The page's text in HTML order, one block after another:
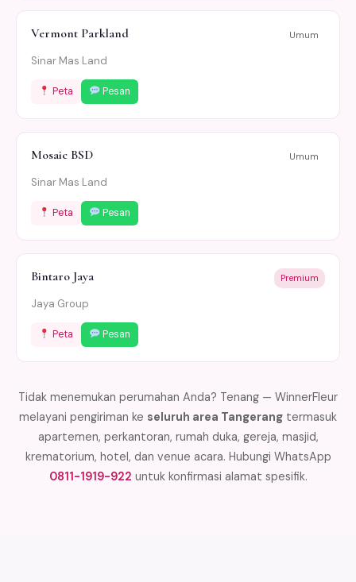
Vermont Parkland Umum
Sinar Mas Land
Peta Pesan
Mosaic BSD Umum
Sinar Mas Land
Peta Pesan
Bintaro Jaya Premium
Jaya Group
Peta Pesan
Tidak menemukan perumahan Anda? Tenang — WinnerFleur
melayani pengiriman ke seluruh area Tangerang termasuk
apartemen, perkantoran, rumah duka, gereja, masjid,
krematorium, hotel, dan venue acara. Hubungi WhatsApp
0811-1919-922 untuk konfirmasi alamat spesifik.